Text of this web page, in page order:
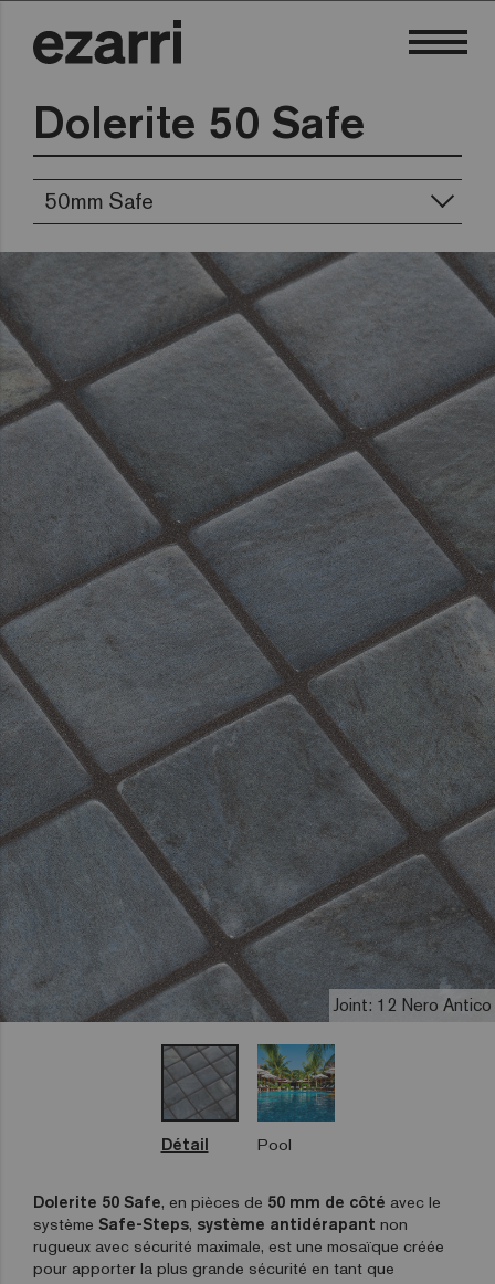
Dolerite 50 Safe
50mm Safe
Joint: 12 Nero Antico
Détail Pool
Dolerite 50 Safe, en pièces de 50 mm de côté avec le
système Safe-Steps, système antidérapant non
rugueux avec sécurité maximale, est une mosaïque créée
pour apporter la plus grande sécurité en tant que